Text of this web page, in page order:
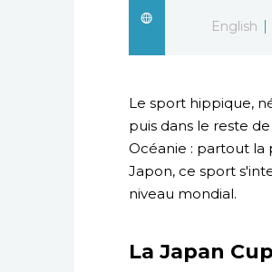
English
Le sport hippique,
puis dans le reste
Océanie : partout la
Japon, ce sport
niveau mondial.
La Japan